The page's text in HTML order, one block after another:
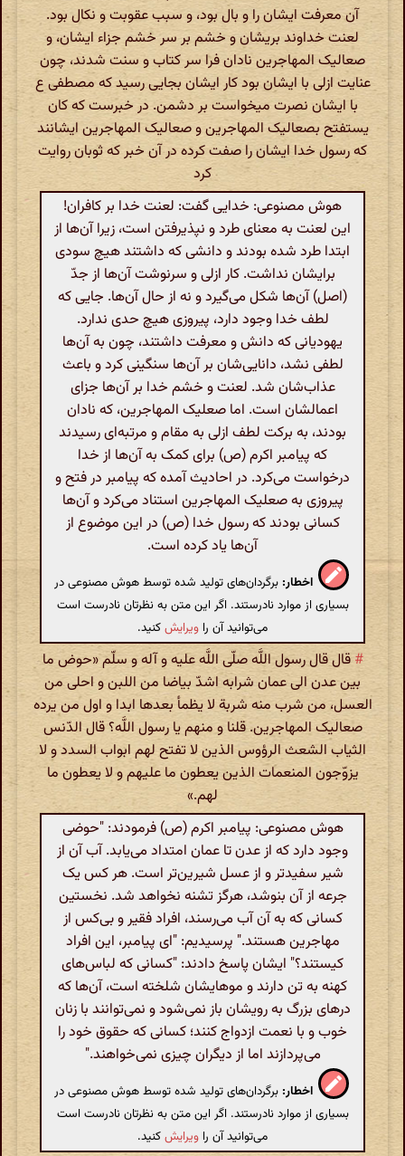
آن معرفت ایشان را و بال بود، و سبب عقوبت و نکال بود.
لعنت خداوند بریشان و خشم بر سر خشم جزاء ایشان، و
صعالیک المهاجرین نادان‌ فرا سر کتاب و سنت شدند، چون
عنایت ازلی با ایشان بود کار ایشان بجایی رسید که مصطفی ع
با ایشان نصرت میخواست بر دشمن. در خبرست که کان
یستفتح بصعالیک المهاجرین و صعالیک المهاجرین ایشانند
که رسول خدا ایشان را صفت کرده در آن خبر که ثوبان روایت
کرد
هوش مصنوعی: خدایی گفت: لعنت خدا بر کافران!
این لعنت به معنای طرد و نپذیرفتن است، زیرا آن‌ها از
ابتدا طرد شده بودند و دانشی که داشتند هیچ سودی
برایشان نداشت. کار ازلی و سرنوشت آن‌ها از جدّ
(اصل) آن‌ها شکل می‌گیرد و نه از حال آن‌ها. جایی که
لطف خدا وجود دارد، پیروزی هیچ حدی ندارد.
یهودیانی که دانش و معرفت داشتند، چون به آن‌ها
لطفی نشد، دانایی‌شان بر آن‌ها سنگینی کرد و باعث
عذاب‌شان شد. لعنت و خشم خدا بر آن‌ها جزای
اعمالشان است. اما صعلیک المهاجرین، که نادان
بودند، به برکت لطف ازلی به مقام و مرتبه‌ای رسیدند
که پیامبر اکرم (ص) برای کمک به آن‌ها از خدا
درخواست می‌کرد. در احادیث آمده که پیامبر در فتح و
پیروزی به صعلیک المهاجرین استناد می‌کرد و آن‌ها
کسانی بودند که رسول خدا (ص) در این موضوع از
آن‌ها یاد کرده است.
اخطار: برگردان‌های تولید شده توسط هوش مصنوعی در
بسیاری از موارد نادرستند. اگر این متن به نظرتان نادرست است
می‌توانید آن را ویرایشکنید.
# قال قال رسول اللَّه صلّی اللَّه علیه و آله و سلّم «حوض ما
بین عدن الی عمان شرابه اشدّ بیاضا من اللبن و احلی من
العسل، من شرب منه شربة لا یظمأ بعدها ابدا و اول من یرده
صعالیک المهاجرین. قلنا و منهم یا رسول اللَّه؟ قال الدّنس
الثیاب الشعث الرؤوس الذین لا تفتح لهم ابواب السدد و لا
یزوّجون المنعمات الذین یعطون ما علیهم و لا یعطون ما
لهم.»
هوش مصنوعی: پیامبر اکرم (ص) فرمودند: "حوضی
وجود دارد که از عدن تا عمان امتداد می‌یابد. آب آن از
شیر سفیدتر و از عسل شیرین‌تر است. هر کس یک
جرعه از آن بنوشد، هرگز تشنه نخواهد شد. نخستین
کسانی که به آن آب می‌رسند، افراد فقیر و بی‌کس از
مهاجرین هستند." پرسیدیم: "ای پیامبر، این افراد
کیستند؟" ایشان پاسخ دادند: "کسانی که لباس‌های
کهنه به تن دارند و موهایشان شلخته است، آن‌ها که
درهای بزرگ به رویشان باز نمی‌شود و نمی‌توانند با زنان
خوب و با نعمت ازدواج کنند؛ کسانی که حقوق خود را
می‌پردازند اما از دیگران چیزی نمی‌خواهند."
اخطار: برگردان‌های تولید شده توسط هوش مصنوعی در
بسیاری از موارد نادرستند. اگر این متن به نظرتان نادرست است
می‌توانید آن را ویرایشکنید.